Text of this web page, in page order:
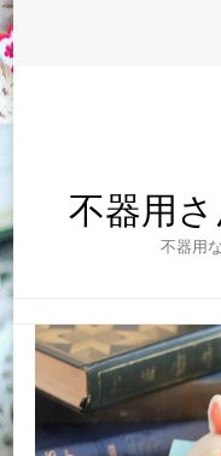
不器用
不器用